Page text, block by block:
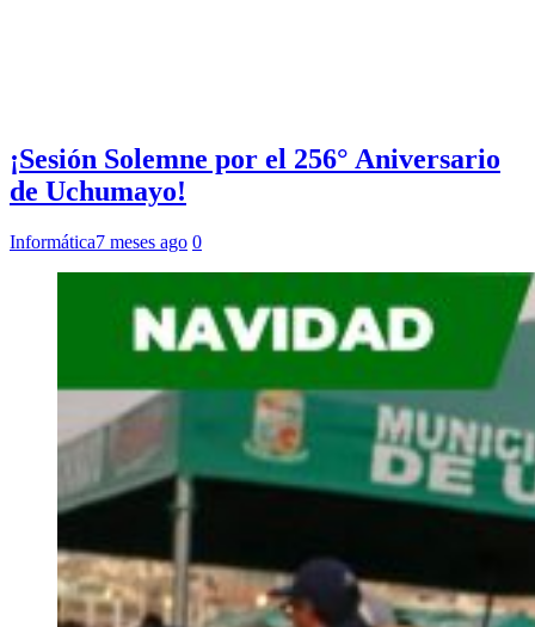
¡Sesión Solemne por el 256° Aniversario
de Uchumayo!
Informática7 meses ago 0